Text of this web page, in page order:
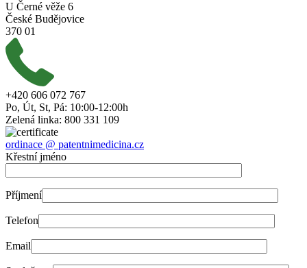
U Černé věže 6
České Budějovice
370 01
+420 606 072 767
Po, Út, St, Pá: 10:00-12:00h
Zelená linka: 800 331 109
ordinace @ patentnimedicina.cz
Křestní jméno
Příjmení
Telefon
Email